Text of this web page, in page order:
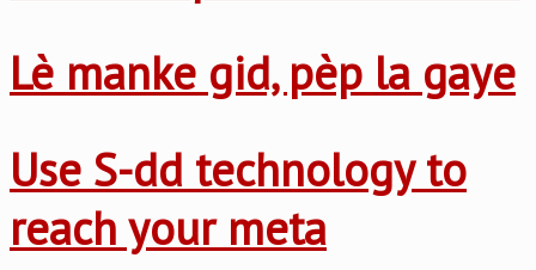
Lè manke gid, pèp la gaye
Use S-dd technology to
reach your meta